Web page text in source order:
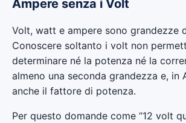
Ampere senza i Volt
Volt, watt e ampere sono grandezze
Conoscere soltanto i volt non
determinare né la potenza né la
almeno una seconda grandezza e, in
anche il fattore di potenza.
Per questo domande come “12 volt